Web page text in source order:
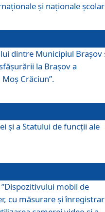
și naționale
dintre Municipiul Brașov
la Brașov a
Crăciun”.
şi a Statului de funcţii ale
mobil de
cu măsurare și